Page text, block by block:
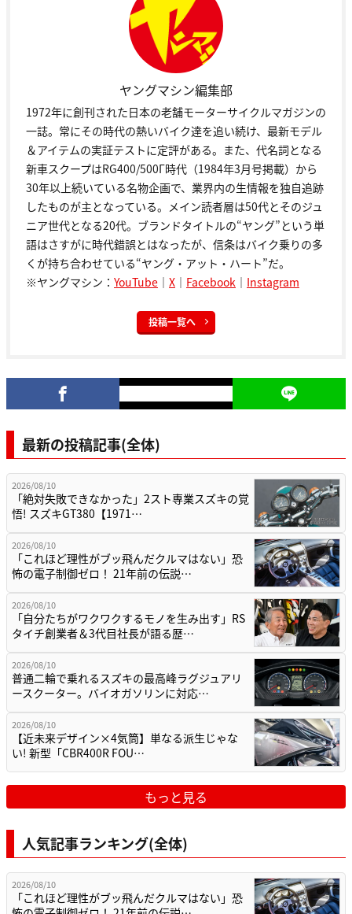
ヤングマシン編集部
1972年に創刊された日本の老舗モーターサイクルマガジンの
一誌。常にその時代の熱いバイク達を追い続け、最新モデル
＆アイテムの実証テストに定評がある。また、代名詞となる
新車スクープはRG400/500Γ時代（1984年3月号掲載）から
30年以上続いている名物企画で、業界内の生情報を独自追跡
したものが主となっている。メイン読者層は50代とそのジュ
ニア世代となる20代。ブランドタイトルの“ヤング”という単
語はさすがに時代錯誤とはなったが、信条はバイク乗りの多
くが持ち合わせている“ヤング・アット・ハート”だ。
※ヤングマシン： YouTube ｜ X ｜ Facebook ｜ Instagram
投稿一覧へ
最新の投稿記事(全体)
2026/08/10
「絶対失敗できなかった」2スト専業スズキの覚
悟! スズキGT380【1971…
2026/08/10
「これほど理性がブッ飛んだクルマはない」恐
怖の電子制御ゼロ！ 21年前の伝説…
2026/08/10
「自分たちがワクワクするモノを生み出す」RS
タイチ創業者＆3代目社長が語る歴…
2026/08/10
普通二輪で乗れるスズキの最高峰ラグジュアリ
ースクーター。バイオガソリンに対応…
2026/08/10
【近未来デザイン×4気筒】単なる派生じゃな
い! 新型「CBR400R FOU…
もっと見る
人気記事ランキング(全体)
2026/08/10
「これほど理性がブッ飛んだクルマはない」恐